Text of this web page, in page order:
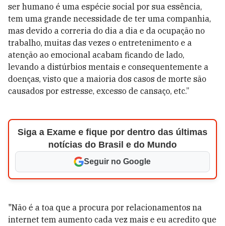
ser humano é uma espécie social por sua essência,
tem uma grande necessidade de ter uma companhia,
mas devido a correria do dia a dia e da ocupação no
trabalho, muitas das vezes o entretenimento e a
atenção ao emocional acabam ficando de lado,
levando a distúrbios mentais e consequentemente a
doenças, visto que a maioria dos casos de morte são
causados por estresse, excesso de cansaço, etc.”
Siga a Exame e fique por dentro das últimas
notícias do Brasil e do Mundo
Seguir no Google
"Não é a toa que a procura por relacionamentos na
internet tem aumento cada vez mais e eu acredito que